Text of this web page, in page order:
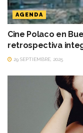
AGENDA
Cine Polaco en
retrospectiva
29 SEPTIEMBRE, 2025